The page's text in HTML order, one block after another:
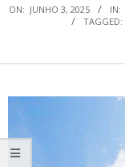
ON: JUNHO 3, 2025 IN:
TAGGED: